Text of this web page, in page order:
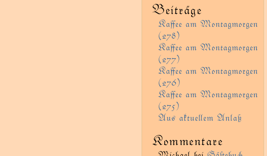
Beiträge
Kaﬀee am Montagmorgen
(278)
Kaﬀee am Montagmorgen
(277)
Kaﬀee am Montagmorgen
(276)
Kaﬀee am Montagmorgen
(275)
Aus aktueem Anlaß
Kommentare